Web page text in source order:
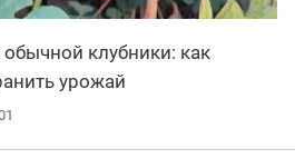
обычной клубники: как
урожай